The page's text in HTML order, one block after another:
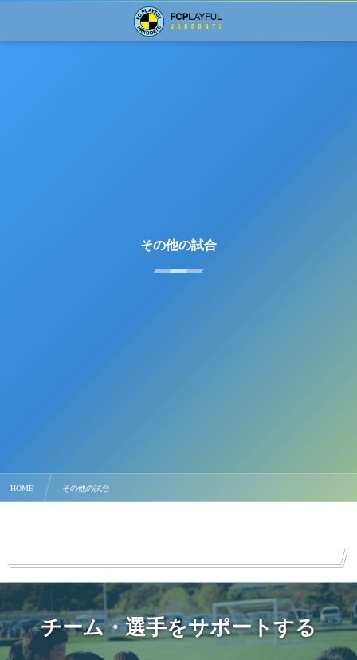
その他の試合
HOME その他の試合
チーム・選手をサポートする